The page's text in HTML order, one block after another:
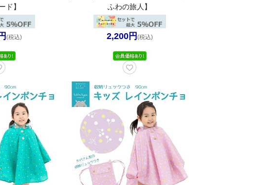
ド】
(税込)
ふわの旅人】
2,200円 (税込)